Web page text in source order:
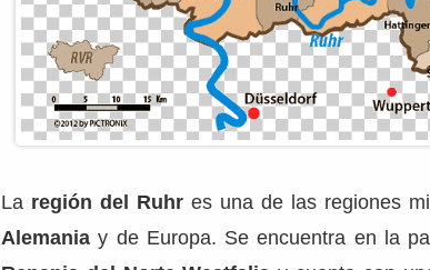
La región del Ruhr es una de las regiones
Alemania y de Europa. Se encuentra en la